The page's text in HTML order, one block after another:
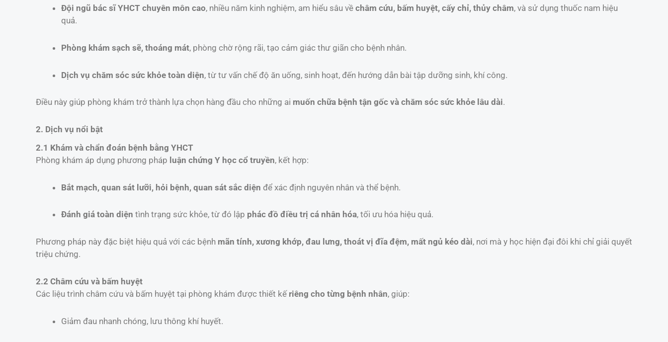
Đội ngũ bác sĩ YHCT chuyên môn cao, nhiều năm kinh nghiệm, am hiểu sâu về châm cứu, bấm huyệt, cấy chỉ, thủy châm, và sử dụng thuốc nam hiệu
quả.
Phòng khám sạch sẽ, thoáng mát, phòng chờ rộng rãi, tạo cảm giác thư giãn cho bệnh nhân.
Dịch vụ chăm sóc sức khỏe toàn diện, từ tư vấn chế độ ăn uống, sinh hoạt, đến hướng dẫn bài tập dưỡng sinh, khí công.
Điều này giúp phòng khám trở thành lựa chọn hàng đầu cho những ai muốn chữa bệnh tận gốc và chăm sóc sức khỏe lâu dài.
2. Dịch vụ nổi bật
2.1 Khám và chẩn đoán bệnh bằng YHCT
Phòng khám áp dụng phương pháp luận chứng Y học cổ truyền, kết hợp:
Bắt mạch, quan sát lưỡi, hỏi bệnh, quan sát sắc diện để xác định nguyên nhân và thể bệnh.
Đánh giá toàn diện tình trạng sức khỏe, từ đó lập phác đồ điều trị cá nhân hóa, tối ưu hóa hiệu quả.
Phương pháp này đặc biệt hiệu quả với các bệnh mãn tính, xương khớp, đau lưng, thoát vị đĩa đệm, mất ngủ kéo dài, nơi mà y học hiện đại đôi khi chỉ giải quyết
triệu chứng.
2.2 Châm cứu và bấm huyệt
Các liệu trình châm cứu và bấm huyệt tại phòng khám được thiết kế riêng cho từng bệnh nhân, giúp:
Giảm đau nhanh chóng, lưu thông khí huyết.